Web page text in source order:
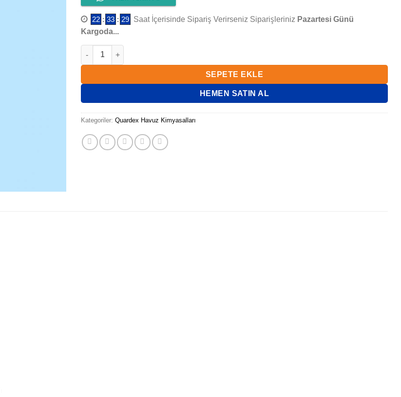
22 : 33 : 28 Saat İçerisinde Sipariş Verirseniz Siparişleriniz Pazartesi Günü
Kargoda...
QUARDEX ÇÖKTÜRÜCÜ 20 KĞ adet
SEPETE EKLE
HEMEN SATIN AL
Kategoriler: Quardex Havuz Kimyasalları